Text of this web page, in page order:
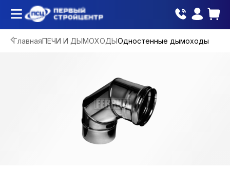
ГлавнаяПЕЧИ И ДЫМОХОДЫОдностенные дымоходы